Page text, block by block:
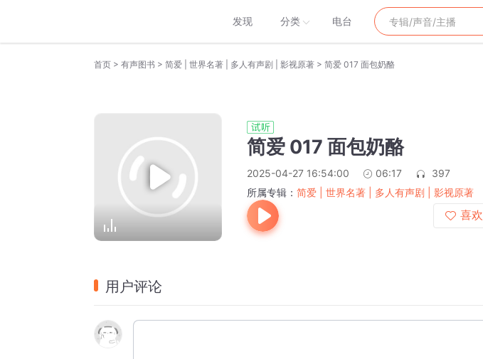
发现 分类 电台
首页 > 有声图书 > 简爱 | 世界名著 | 多人有声剧 | 影视原著 > 简爱 017 面包奶酪
简爱 017 面包奶酪
2025-04-27 16:54:00 06:17
397
所属专辑： 简爱 | 世界名著 | 多人有声剧 | 影视原著
喜欢
用户评论